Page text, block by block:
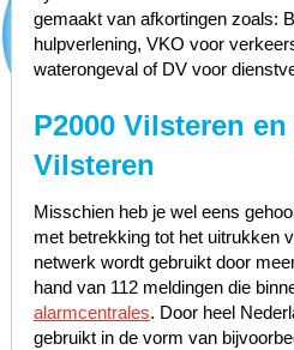
gemaakt van afkortingen zoals:
hulpverlening, VKO voor
waterongeval of DV voor
P2000 Vilsteren
Vilsteren
Misschien heb je wel eens
met betrekking tot het uitrukken
netwerk wordt gebruikt door
hand van 112 meldingen die
alarmcentrales. Door heel
gebruikt in de vorm van